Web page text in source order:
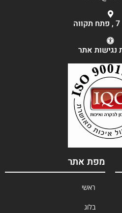
נגישות אתר
מפת אתר
ראשי
בלוג